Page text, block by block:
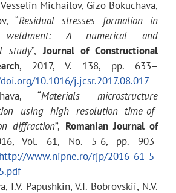
водяной
замедлитель
340 мкс
Michailov, Gizo Bokuchava,
“Residual stresses formation in
weldment: A numerical and
study”,Journal of Constructional
, 2017, V. 138, pp. 633–
10.1016/j.jcsr.2017.08.017
“Materials microstructure
using high resolution time-of-
diffraction”, Romanian Journal of
Vol. 61, No. 5-6, pp. 903-
http://www.nipne.ro/rjp/2016_61_5-
I.V. Papushkin, V.I. Bobrovskii, N.V.